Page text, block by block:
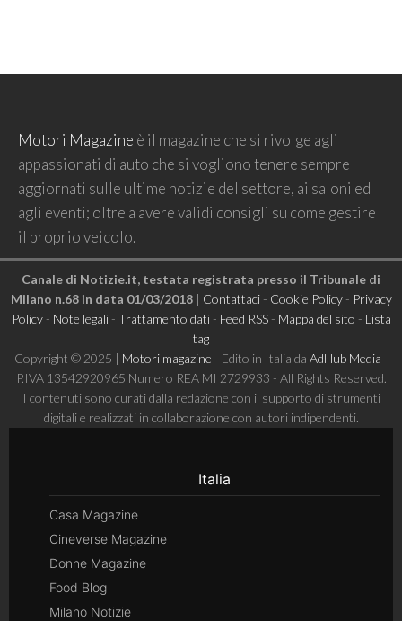
Motori Magazine è il magazine che si rivolge agli
appassionati di auto che si vogliono tenere sempre
aggiornati sulle ultime notizie del settore, ai saloni ed
agli eventi; oltre a avere validi consigli su come gestire
il proprio veicolo.
Canale di Notizie.it, testata registrata presso il Tribunale di
Milano n.68 in data 01/03/2018| Contattaci- Cookie Policy- Privacy
Policy- Note legali- Trattamento dati- Feed RSS- Mappa del sito - Lista
tag
Copyright © 2025 | Motori magazine - Edito in Italia da AdHub Media -
P.IVA 13542920965 Numero REA MI 2729933 - All Rights Reserved.
I contenuti sono curati dalla redazione con il supporto di strumenti
digitali e realizzati in collaborazione con autori indipendenti.
Italia
Casa Magazine
Cineverse Magazine
Donne Magazine
Food Blog
Milano Notizie